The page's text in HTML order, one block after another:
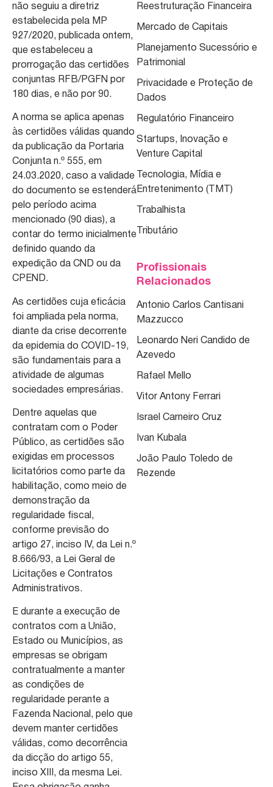
não seguiu a diretriz
estabelecida pela MP
927/2020, publicada ontem,
que estabeleceu a
prorrogação das certidões
conjuntas RFB/PGFN por
180 dias, e não por 90.
A norma se aplica apenas
às certidões válidas quando
da publicação da Portaria
Conjunta n.º 555, em
24.03.2020, caso a validade
do documento se estenderá
pelo período acima
mencionado (90 dias), a
contar do termo inicialmente
definido quando da
expedição da CND ou da
CPEND.
As certidões cuja eficácia
foi ampliada pela norma,
diante da crise decorrente
da epidemia do COVID-19,
são fundamentais para a
atividade de algumas
sociedades empresárias.
Dentre aquelas que
contratam com o Poder
Público, as certidões são
exigidas em processos
licitatórios como parte da
habilitação, como meio de
demonstração da
regularidade fiscal,
conforme previsão do
artigo 27, inciso IV, da Lei n.º
8.666/93, a Lei Geral de
Licitações e Contratos
Administrativos.
E durante a execução de
contratos com a União,
Estado ou Municípios, as
empresas se obrigam
contratualmente a manter
as condições de
regularidade perante a
Fazenda Nacional, pelo que
devem manter certidões
válidas, como decorrência
da dicção do artigo 55,
inciso XIII, da mesma Lei.
Reestruturação Financeira
Mercado de Capitais
Planejamento Sucessório e
Patrimonial
Privacidade e Proteção de
Dados
Regulatório Financeiro
Startups, Inovação e
Venture Capital
Tecnologia, Mídia e
Entretenimento (TMT)
Trabalhista
Tributário
Profissionais
Relacionados
Antonio Carlos Cantisani
Mazzucco
Leonardo Neri Candido de
Azevedo
Rafael Mello
Vitor Antony Ferrari
Israel Carneiro Cruz
Ivan Kubala
João Paulo Toledo de
Rezende